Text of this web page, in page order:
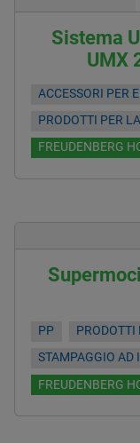
Sistema
UMX
ACCESSORI PER
PRODOTTI PER
FREUDENBERG
PP PRODOTTI
STAMPAGGIO AD
FREUDENBERG